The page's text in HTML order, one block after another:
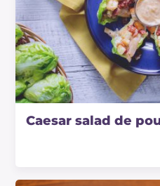
Caesar salad de